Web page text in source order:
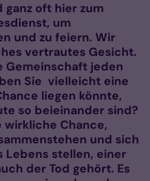
ganz oft hier zum
um
und zu feiern. Wir
vertrautes Gesicht.
Gemeinschaft jeden
Sie vielleicht eine
liegen könnte,
so beieinander sind?
wirkliche Chance,
und sich
stellen, einer
der Tod gehört. Es